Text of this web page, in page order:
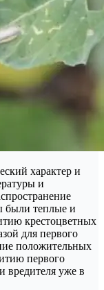
характер и
и
были теплые и
крестоцветных
для первого
положительных
первого
вредителя уже в